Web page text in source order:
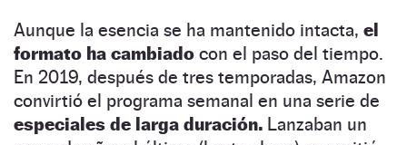
Aunque la esencia se ha mantenido intacta, el
formato ha cambiado con el paso del tiempo.
En 2019, después de tres temporadas, Amazon
convirtió el programa semanal en una serie de
especiales de larga duración. Lanzaban un